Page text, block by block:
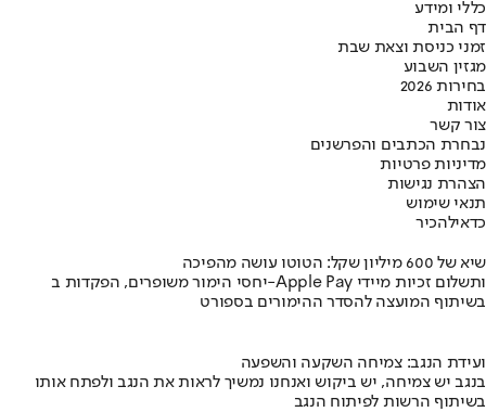
כללי ומידע
דף הבית
זמני כניסת וצאת שבת
מגזין השבוע
בחירות 2026
אודות
צור קשר
נבחרת הכתבים והפרשנים
מדיניות פרטיות
הצהרת נגישות
תנאי שימוש
כדאילהכיר
שיא של 600 מיליון שקל: הטוטו עושה מהפיכה
יחסי הימור משופרים, הפקדות ב-Apple Pay ותשלום זכיות מיידי
בשיתוף המועצה להסדר ההימורים בספורט
ועידת הנגב: צמיחה השקעה והשפעה
בנגב יש צמיחה, יש ביקוש ואנחנו נמשיך לראות את הנגב ולפתח אותו
בשיתוף הרשות לפיתוח הנגב